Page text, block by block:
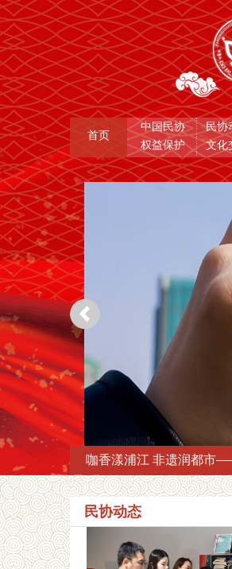
首页
中国民协 民协
权益保护
文化
第十七届中国民间文艺山
民协动态